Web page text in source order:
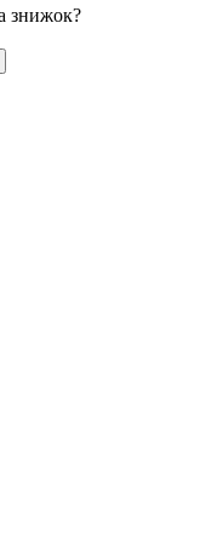
знижок?